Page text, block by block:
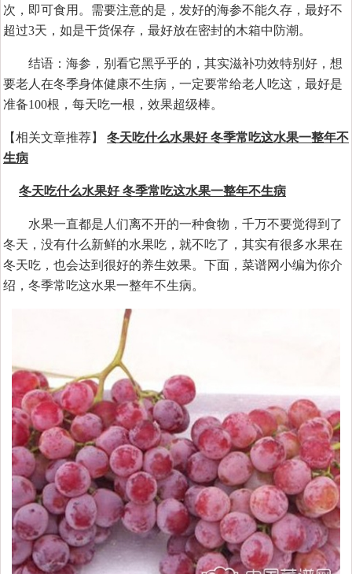
次，即可食用。需要注意的是，发好的海参不能久存，最好不
超过3天，如是干货保存，最好放在密封的木箱中防潮。
结语：海参，别看它黑乎乎的，其实滋补功效特别好，想
要老人在冬季身体健康不生病，一定要常给老人吃这，最好是
准备100根，每天吃一根，效果超级棒。
【相关文章推荐】 冬天吃什么水果好 冬季常吃这水果一整年不
生病
冬天吃什么水果好 冬季常吃这水果一整年不生病
水果一直都是人们离不开的一种食物，千万不要觉得到了
冬天，没有什么新鲜的水果吃，就不吃了，其实有很多水果在
冬天吃，也会达到很好的养生效果。下面，菜谱网小编为你介
绍，冬季常吃这水果一整年不生病。